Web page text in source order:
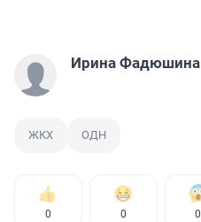
Ирина Фадюшина
ЖКХ ОДН
0 0 0